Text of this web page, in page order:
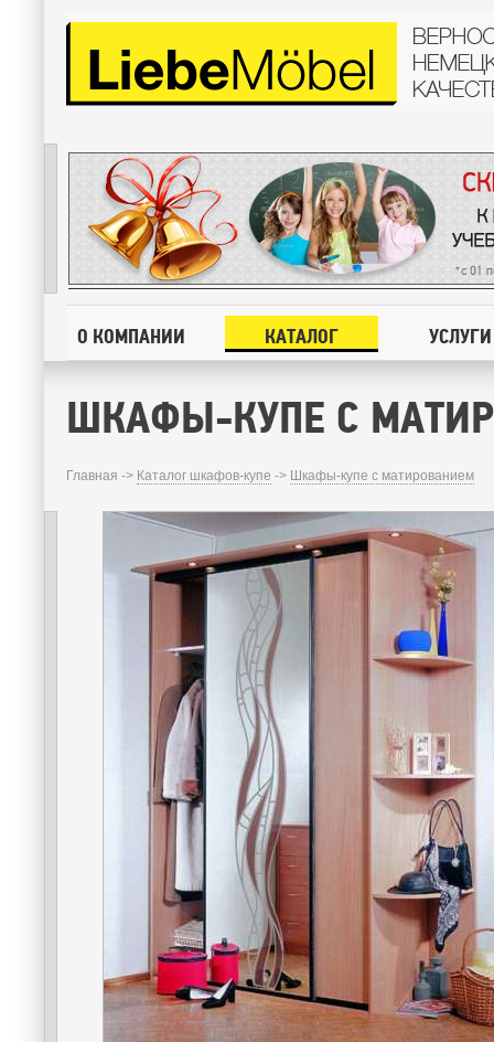
О КОМПАНИИ КАТАЛОГ УСЛУГИ
ШКАФЫ-КУПЕ С
Главная -> Каталог шкафов-купе -> Шкафы-купе с матированием